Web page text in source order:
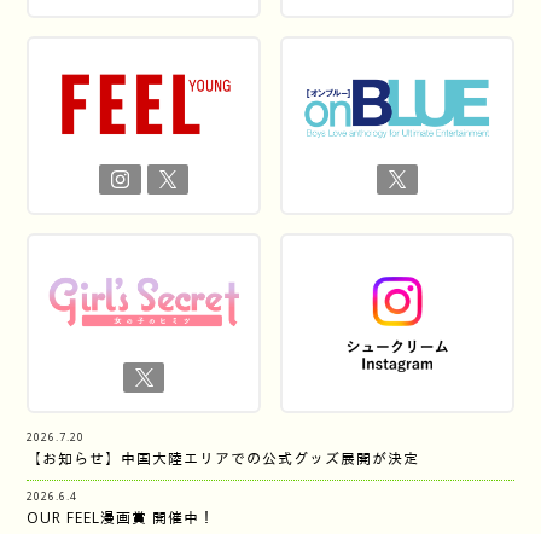
2026.7.20
【お知らせ】中国大陸エリアでの公式グッズ展開が決定
2026.6.4
OUR FEEL漫画賞 開催中！